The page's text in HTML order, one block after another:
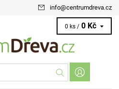
info@centrumdreva.cz
0 ks / 0 Kč